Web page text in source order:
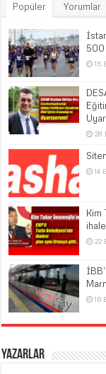
Popüler Yorumlar
500
15
28
14
Kim
22
16
Yazarlar